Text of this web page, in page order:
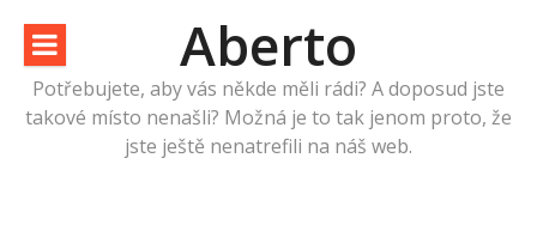
obsah
Aberto
Potřebujete, aby vás někde měli rádi? A doposud jste
takové místo nenašli? Možná je to tak jenom proto, že
jste ještě nenatrefili na náš web.